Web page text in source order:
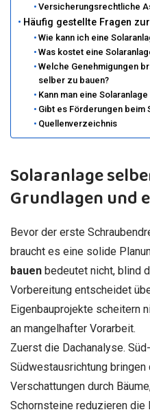
Versicherungsrechtliche
Häufig gestellte Fragen
Wie kann ich eine
Was kostet eine
Welche Genehmigungen
selber zu bauen?
Kann man eine
Gibt es Förderungen beim
Quellenverzeichnis
Solaranlage
Grundlagen und
Bevor der erste
braucht es eine solide
bauen bedeutet nicht, blind
Vorbereitung entscheidet
Eigenbauprojekte scheitern
an mangelhafter Vorarbeit.
Zuerst die Dachanalyse.
Südwestausrichtung bringen
Verschattungen durch
Schornsteine reduzieren die